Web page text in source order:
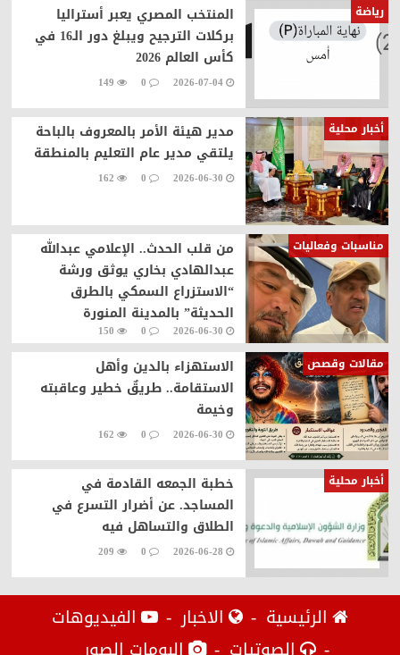
رياضة
المنتخب المصري يعبر أستراليا
بركلات الترجيح ويبلغ دور الـ16 في
كأس العالم 2026
2026-07-04
0
149
أخبار محلية
مدير هيئة الأمر بالمعروف بالباحة
يلتقي مدير عام التعليم بالمنطقة
2026-06-30
0
162
مناسبات وفعاليات
من قلب الحدث.. الإعلامي عبدالله
عبدالهادي بخاري يوثق ورشة
“الاستزراع السمكي بالطرق
الحديثة” بالمدينة المنورة
2026-06-30
0
150
مقالات وقصص
الاستهزاء بالدين وأهل
الاستقامة.. طريقٌ خطير وعاقبته
وخيمة
2026-06-30
0
162
أخبار محلية
خطبة الجمعه القادمة في
المساجد. عن أضرار التسرع في
الطلاق والتساهل فيه
2026-06-28
0
209
الرئيسية الاخبار
الفيديوهات